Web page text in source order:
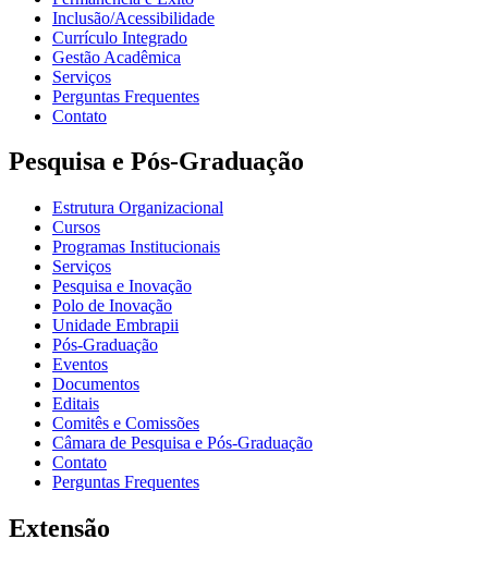
Inclusão/Acessibilidade
Currículo Integrado
Gestão Acadêmica
Serviços
Perguntas Frequentes
Contato
Pesquisa e Pós-Graduação
Estrutura Organizacional
Cursos
Programas Institucionais
Serviços
Pesquisa e Inovação
Polo de Inovação
Unidade Embrapii
Pós-Graduação
Eventos
Documentos
Editais
Comitês e Comissões
Câmara de Pesquisa e Pós-Graduação
Contato
Perguntas Frequentes
Extensão